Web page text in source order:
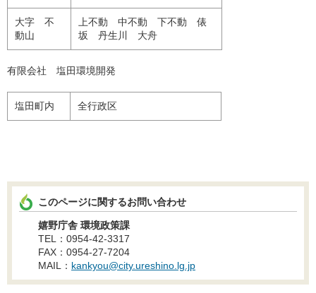
大字 不
動山
上不動 中不動 下不動 俵
坂 丹生川 大舟
有限会社 塩田環境開発
塩田町内 全行政区
このページに関するお問い合わせ
嬉野庁舎 環境政策課
TEL：0954-42-3317
FAX：0954-27-7204
MAIL： kankyou@city.ureshino.lg.jp